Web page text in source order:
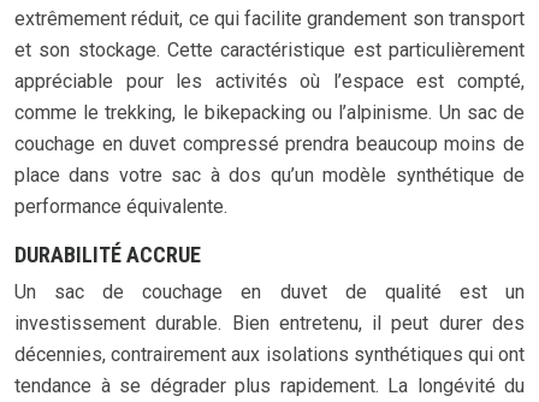
extrêmement réduit, ce qui facilite grandement son transport
et son stockage. Cette caractéristique est particulièrement
appréciable pour les activités où l’espace est compté,
comme le trekking, le bikepacking ou l’alpinisme. Un sac de
couchage en duvet compressé prendra beaucoup moins de
place dans votre sac à dos qu’un modèle synthétique de
performance équivalente.
DURABILITÉ ACCRUE
Un sac de couchage en duvet de qualité est un
investissement durable. Bien entretenu, il peut durer des
décennies, contrairement aux isolations synthétiques qui ont
tendance à se dégrader plus rapidement. La longévité du